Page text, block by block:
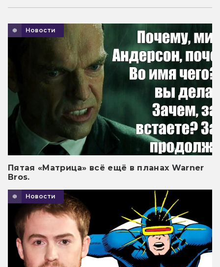
Новости
Пятая «Матрица» всё ещё в планах Warner
Bros.
Новости